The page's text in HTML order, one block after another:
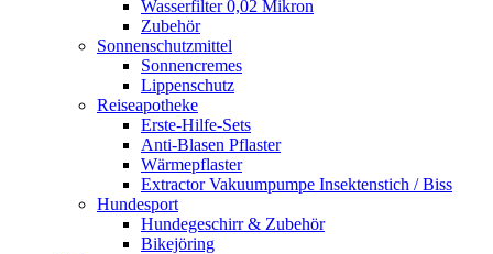
Wasserfilter 0,02 Mikron
Zubehör
Sonnenschutzmittel
Sonnencremes
Lippenschutz
Reiseapotheke
Erste-Hilfe-Sets
Anti-Blasen Pflaster
Wärmepflaster
Extractor Vakuumpumpe Insektenstich / Biss
Hundesport
Hundegeschirr & Zubehör
Bikejöring